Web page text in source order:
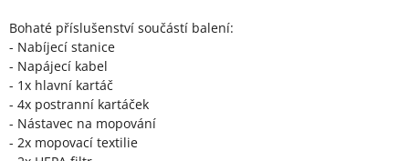
Bohaté příslušenství součástí balení:
- Nabíjecí stanice
- Napájecí kabel
- 1x hlavní kartáč
- 4x postranní kartáček
- Nástavec na mopování
- 2x mopovací textilie